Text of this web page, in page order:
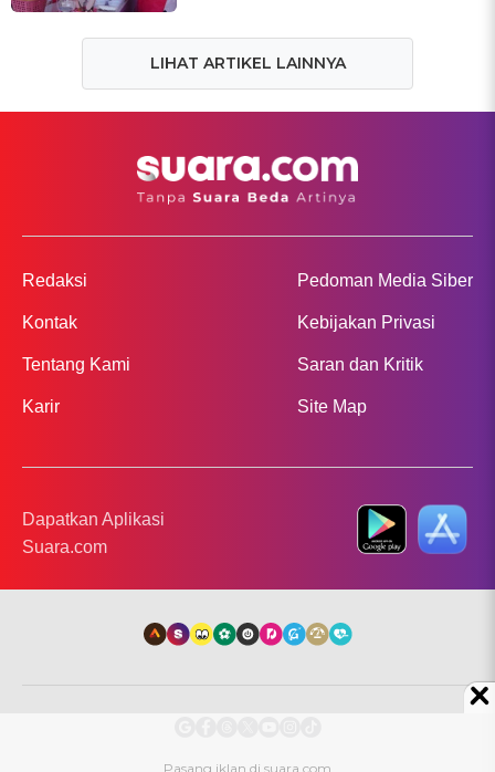
LIHAT ARTIKEL LAINNYA
Redaksi
Kontak
Tentang Kami
Karir
Pedoman Media Siber
Kebijakan Privasi
Saran dan Kritik
Site Map
Dapatkan Aplikasi
Suara.com